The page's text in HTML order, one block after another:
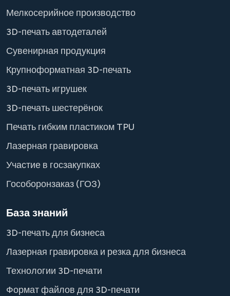
Мелкосерийное производство
3D-печать автодеталей
Сувенирная продукция
Крупноформатная 3D-печать
3D-печать игрушек
3D-печать шестерёнок
Печать гибким пластиком TPU
Лазерная гравировка
Участие в госзакупках
Гособоронзаказ (ГОЗ)
База знаний
3D-печать для бизнеса
Лазерная гравировка и резка для бизнеса
Технологии 3D-печати
Формат файлов для 3D-печати